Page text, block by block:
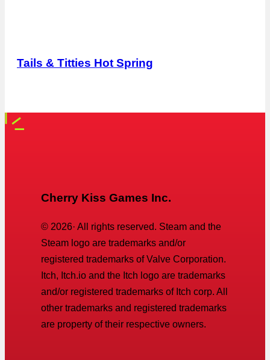
Tails & Titties Hot Spring
Cherry Kiss Games Inc.
© 2026· All rights reserved. Steam and the
Steam logo are trademarks and/or
registered trademarks of Valve Corporation.
Itch, Itch.io and the Itch logo are trademarks
and/or registered trademarks of Itch corp. All
other trademarks and registered trademarks
are property of their respective owners.